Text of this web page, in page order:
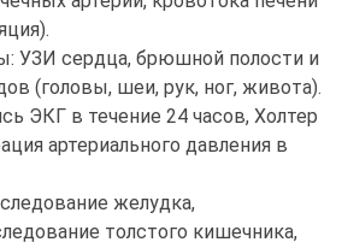
УЗИ сердца, брюшной полости и
(головы, шеи, рук, ног, живота).
ЭКГ в течение 24 часов, Холтер
артериального давления в
желудка,
толстого кишечника,